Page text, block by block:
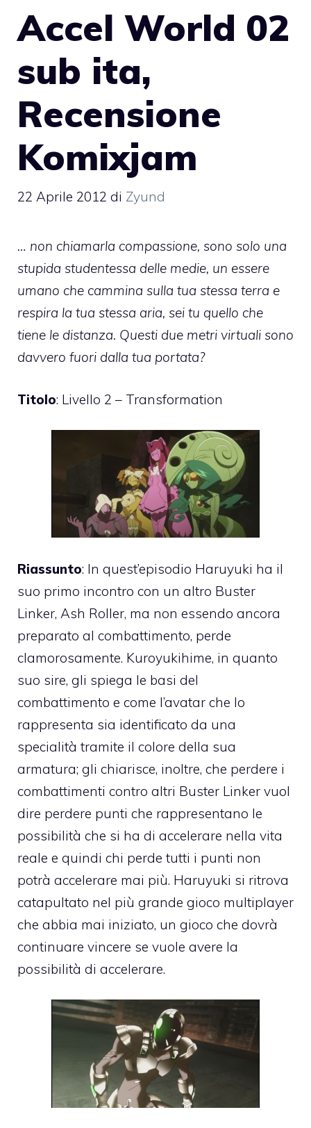
Accel World 02
sub ita,
Recensione
Komixjam
22 Aprile 2012 di Zyund
… non chiamarla compassione, sono solo una
stupida studentessa delle medie, un essere
umano che cammina sulla tua stessa terra e
respira la tua stessa aria, sei tu quello che
tiene le distanza. Questi due metri virtuali sono
davvero fuori dalla tua portata?
Titolo: Livello 2 – Transformation
Riassunto: In quest’episodio Haruyuki ha il
suo primo incontro con un altro Buster
Linker, Ash Roller, ma non essendo ancora
preparato al combattimento, perde
clamorosamente. Kuroyukihime, in quanto
suo sire, gli spiega le basi del
combattimento e come l’avatar che lo
rappresenta sia identificato da una
specialità tramite il colore della sua
armatura; gli chiarisce, inoltre, che perdere i
combattimenti contro altri Buster Linker vuol
dire perdere punti che rappresentano le
possibilità che si ha di accelerare nella vita
reale e quindi chi perde tutti i punti non
potrà accelerare mai più. Haruyuki si ritrova
catapultato nel più grande gioco multiplayer
che abbia mai iniziato, un gioco che dovrà
continuare vincere se vuole avere la
possibilità di accelerare.